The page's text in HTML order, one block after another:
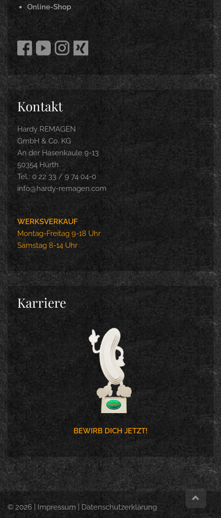
Online-Shop
Kontakt
Hardy REMAGEN
GmbH & Co. KG
An der Hasenkaule 9-13
50354 Hürth
Tel.: 0 22 33 / 9 74 04-0
info@hardy-remagen.com
WERKSVERKAUF
Montag-Freitag 9-18 Uhr
Samstag 8-14 Uhr
Karriere
BEWIRB DICH JETZT!
© 2026 | Impressum Datenschutzerklärung